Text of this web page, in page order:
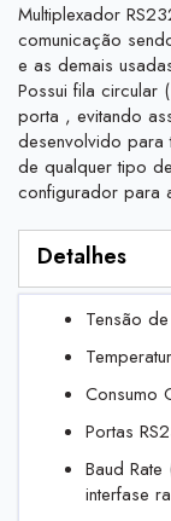
Multiplexador
comunicação
e as demais
Possui fila circular
porta , evitando
desenvolvido
de qualquer tipo
configurador para
Detalhes
Tensão
Consumo
Portas
Baud
interfase